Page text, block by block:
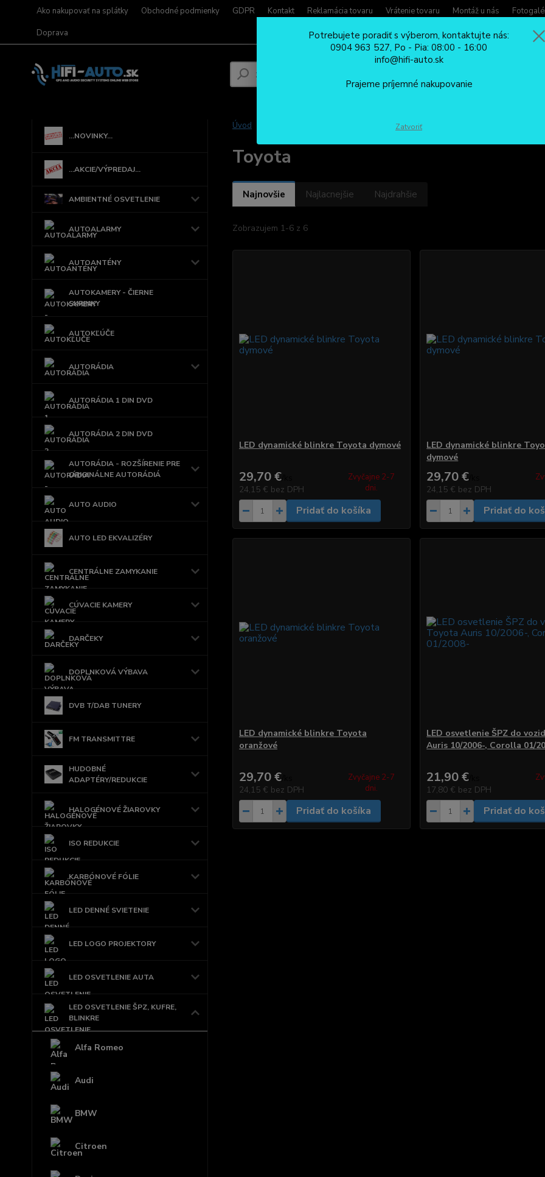
Ako nakupovať na splátky Obchodné podmienky GDPR Kontakt Reklamácia tovaru Vrátenie tovaru Montáž u nás
Doprava
Po -
...NOVINKY...
...AKCIE/VÝPREDAJ...
AMBIENTNÉ OSVETLENIE
AUTOALARMY
AUTOANTÉNY
AUTOKAMERY - ČIERNE
SKRINKY
AUTOKĽÚČE
AUTORÁDIA
AUTORÁDIA 1 DIN DVD
AUTORÁDIA 2 DIN DVD
AUTORÁDIA - ROZŠÍRENIE PRE
ORIGINÁLNE AUTORÁDIÁ
AUTO AUDIO
AUTO LED EKVALIZÉRY
CENTRÁLNE ZAMYKANIE
CÚVACIE KAMERY
DARČEKY
DOPLNKOVÁ VÝBAVA
DVB T/DAB TUNERY
FM TRANSMITTRE
HUDOBNÉ
ADAPTÉRY/REDUKCIE
HALOGÉNOVÉ ŽIAROVKY
ISO REDUKCIE
KARBÓNOVÉ FÓLIE
LED DENNÉ SVIETENIE
LED LOGO PROJEKTORY
LED OSVETLENIE AUTA
LED OSVETLENIE ŠPZ, KUFRE,
BLINKRE
Alfa Romeo
Audi
BMW
Citroen
Úvod LED OSVETLENIE ŠPZ, KUFRE, BLINKRE
Toyota
Najnovšie Najlacnejšie Najdrahšie
Zobrazujem 1-6 z 6
LED dynamické blinkre Toyota dymové
29,70 €/
24,15 € bez DPH
Zvyčajne 2-7
dni.
Pridať do košíka
LED dynamické blinkre
dymové
29,70 €
24,15 € bez DPH
Pridať do
LED dynamické blinkre Toyota
oranžové
29,70 €/
24,15 € bez DPH
Zvyčajne 2-7
dni.
Pridať do košíka
LED osvetlenie ŠPZ do
Auris 10/2006-, Corolla 01/
21,90 €
17,80 € bez DPH
Pridať do
Potrebujete poradiť s výberom, kontaktujte nás:
0904 963 527, Po - Pia: 08:00 - 16:00
info@hifi-auto.sk
Prajeme príjemné nakupovanie
Zatvoriť